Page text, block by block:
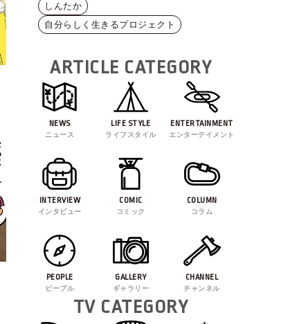
しんたか
自分らしく生きるプロジェクト
ARTICLE CATEGORY
NEWS
ニュース
LIFE STYLE
ライフスタイル
ENTERTAINMENT
エンターテイメント
INTERVIEW
インタビュー
COMIC
コミック
COLUMN
コラム
PEOPLE
ピープル
GALLERY
ギャラリー
CHANNEL
チャンネル
TV CATEGORY